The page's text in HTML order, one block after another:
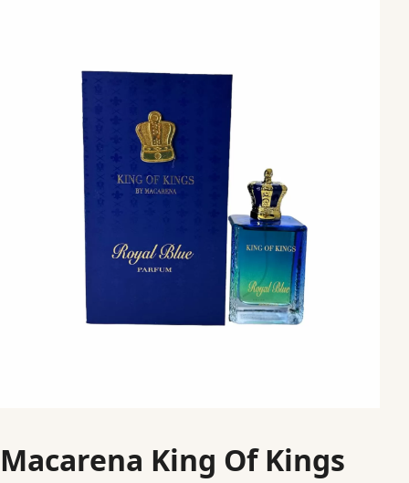
Macarena King Of Kings